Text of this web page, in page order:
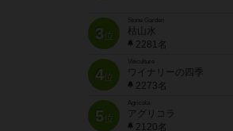
3位
Stone Garden
枯山水
2281名
4位
Viticulture
ワイナリーの四季
2273名
5位
Agricola
アグリコラ
2120名